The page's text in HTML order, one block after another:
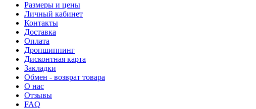
Размеры и цены
Личный кабинет
Контакты
Доставка
Оплата
Дропшиппинг
Дисконтная карта
Закладки
Обмен - возврат товара
О нас
Отзывы
FAQ